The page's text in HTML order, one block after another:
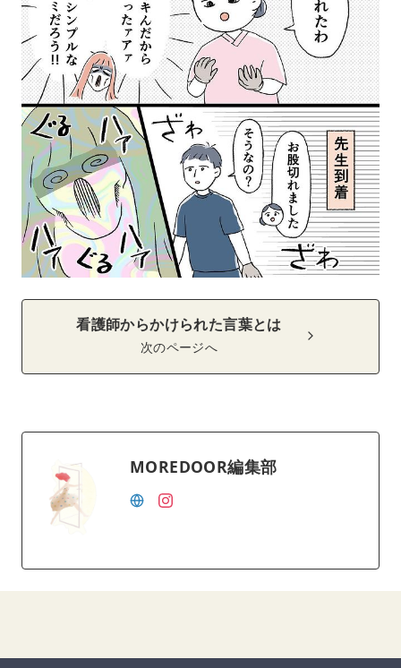
看護師からかけられた言葉とは
次のページへ
MOREDOOR編集部